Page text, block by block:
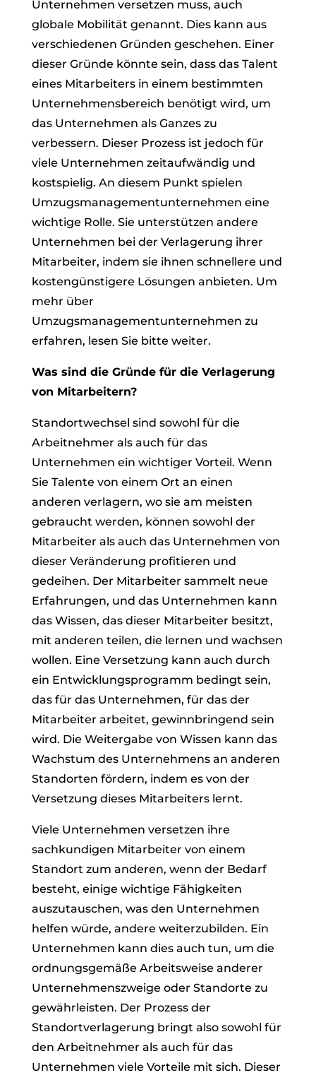
Unternehmen versetzen muss, auch
globale Mobilität genannt. Dies kann aus
verschiedenen Gründen geschehen. Einer
dieser Gründe könnte sein, dass das Talent
eines Mitarbeiters in einem bestimmten
Unternehmensbereich benötigt wird, um
das Unternehmen als Ganzes zu
verbessern. Dieser Prozess ist jedoch für
viele Unternehmen zeitaufwändig und
kostspielig. An diesem Punkt spielen
Umzugsmanagementunternehmen eine
wichtige Rolle. Sie unterstützen andere
Unternehmen bei der Verlagerung ihrer
Mitarbeiter, indem sie ihnen schnellere und
kostengünstigere Lösungen anbieten. Um
mehr über
Umzugsmanagementunternehmen zu
erfahren, lesen Sie bitte weiter.
Was sind die Gründe für die Verlagerung
von Mitarbeitern?
Standortwechsel sind sowohl für die
Arbeitnehmer als auch für das
Unternehmen ein wichtiger Vorteil. Wenn
Sie Talente von einem Ort an einen
anderen verlagern, wo sie am meisten
gebraucht werden, können sowohl der
Mitarbeiter als auch das Unternehmen von
dieser Veränderung profitieren und
gedeihen. Der Mitarbeiter sammelt neue
Erfahrungen, und das Unternehmen kann
das Wissen, das dieser Mitarbeiter besitzt,
mit anderen teilen, die lernen und wachsen
wollen. Eine Versetzung kann auch durch
ein Entwicklungsprogramm bedingt sein,
das für das Unternehmen, für das der
Mitarbeiter arbeitet, gewinnbringend sein
wird. Die Weitergabe von Wissen kann das
Wachstum des Unternehmens an anderen
Standorten fördern, indem es von der
Versetzung dieses Mitarbeiters lernt.
Viele Unternehmen versetzen ihre
sachkundigen Mitarbeiter von einem
Standort zum anderen, wenn der Bedarf
besteht, einige wichtige Fähigkeiten
auszutauschen, was den Unternehmen
helfen würde, andere weiterzubilden. Ein
Unternehmen kann dies auch tun, um die
ordnungsgemäße Arbeitsweise anderer
Unternehmenszweige oder Standorte zu
gewährleisten. Der Prozess der
Standortverlagerung bringt also sowohl für
den Arbeitnehmer als auch für das
Unternehmen viele Vorteile mit sich. Dieser